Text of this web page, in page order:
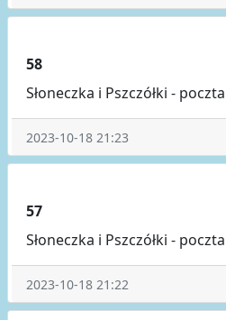
58
Słoneczka i Pszczółki - poczta
2023-10-18 21:23
57
Słoneczka i Pszczółki - poczta
2023-10-18 21:22